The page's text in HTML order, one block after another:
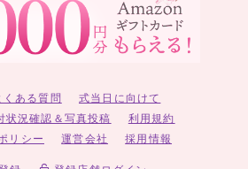
くある質問
式当日に向けて
状況確認＆写真投稿
利用規約
リシー
運営会社 採用情報